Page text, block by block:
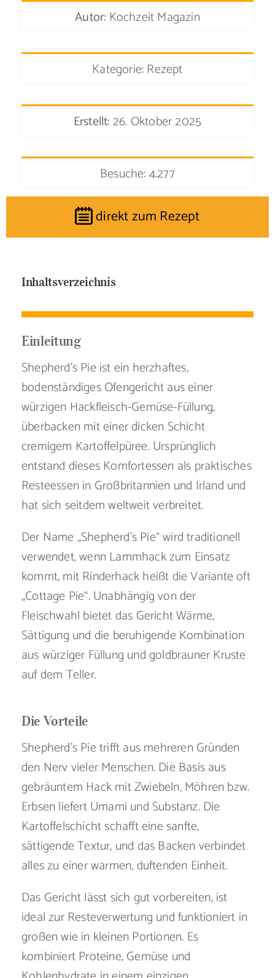
Autor: Kochzeit Magazin
Kategorie: Rezept
Erstellt:26. Oktober 2025
Besuche: 4.277
direkt zum Rezept
Inhaltsverzeichnis
Einleitung
Shepherd’s Pie ist ein herzhaftes,
bodenständiges Ofengericht aus einer
würzigen Hackfleisch-Gemüse-Füllung,
überbacken mit einer dicken Schicht
cremigem Kartoffelpüree. Ursprünglich
entstand dieses Komfortessen als praktisches
Resteessen in Großbritannien und Irland und
hat sich seitdem weltweit verbreitet.
Der Name „Shepherd’s Pie“ wird traditionell
verwendet, wenn Lammhack zum Einsatz
kommt, mit Rinderhack heißt die Variante oft
„Cottage Pie“. Unabhängig von der
Fleischwahl bietet das Gericht Wärme,
Sättigung und die beruhigende Kombination
aus würziger Füllung und goldbrauner Kruste
auf dem Teller.
Die Vorteile
Shepherd’s Pie trifft aus mehreren Gründen
den Nerv vieler Menschen. Die Basis aus
gebräuntem Hack mit Zwiebeln, Möhren bzw.
Erbsen liefert Umami und Substanz. Die
Kartoffelschicht schafft eine sanfte,
sättigende Textur, und das Backen verbindet
alles zu einer warmen, duftenden Einheit.
Das Gericht lässt sich gut vorbereiten, ist
ideal zur Resteverwertung und funktioniert in
großen wie in kleinen Portionen. Es
kombiniert Proteine, Gemüse und